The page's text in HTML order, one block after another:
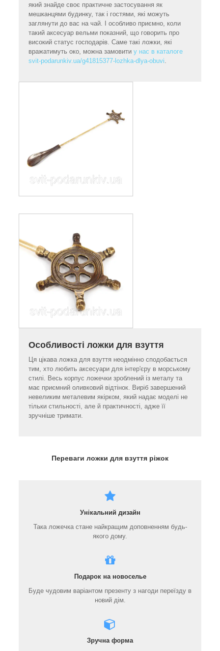
який знайде своє практичне застосування як
мешканцями будинку, так і гостями, які можуть
заглянути до вас на чай. І особливо приємно, коли
такий аксесуар вельми показний, що говорить про
високий статус господарів. Саме такі ложки, які
вражатимуть око, можна замовити у нас в каталоге
svit-podarunkiv.ua/g41815377-lozhka-dlya-obuvi
Особливості ложки для взуття
Ця цікава ложка для взуття неодмінно сподобається
тим, хто любить аксесуари для інтер'єру в морському
стилі. Весь корпус ложечки зроблений із металу та
має приємний оливковий відтінок. Виріб завершений
невеликим металевим якірком, який надає моделі не
тільки стильності, але й практичності, адже її
зручніше тримати.
Переваги ложки для взуття ріжок
Унікальний дизайн
Така ложечка стане найкращим доповненням будь-
якого дому.
Подарок на новоселье
Буде чудовим варіантом презенту з нагоди переїзду в
новий дім.
Зручна форма